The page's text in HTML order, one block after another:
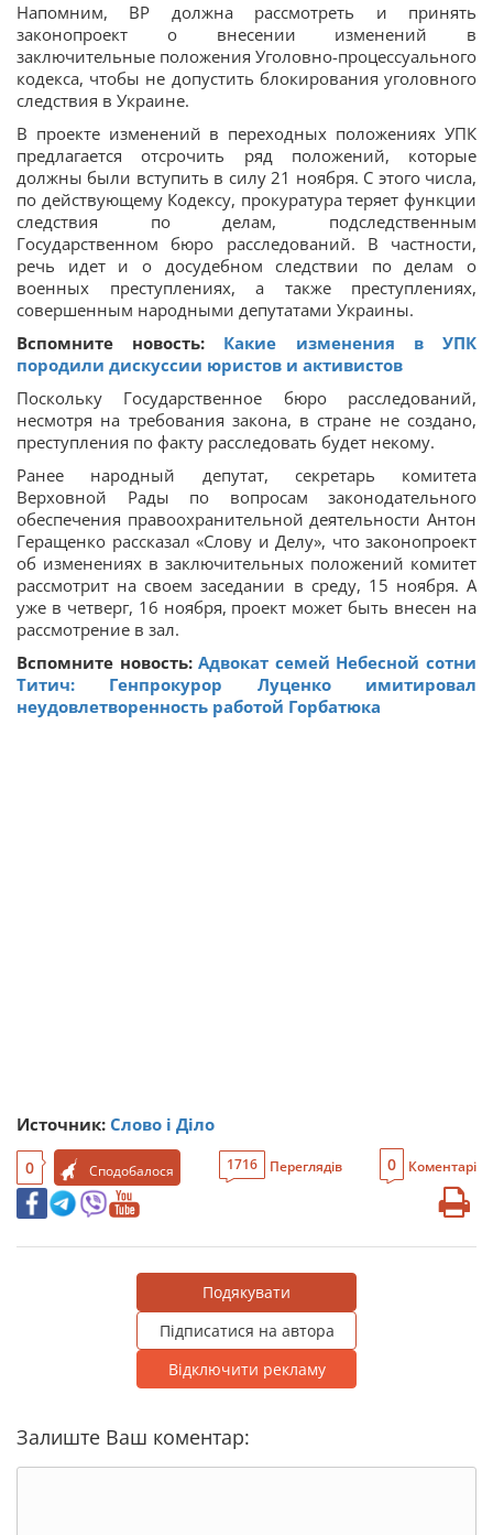
Напомним, ВР должна рассмотреть и принять
законопроект о внесении изменений в
заключительные положения Уголовно-процессуального
кодекса, чтобы не допустить блокирования уголовного
следствия в Украине.
В проекте изменений в переходных положениях УПК
предлагается отсрочить ряд положений, которые
должны были вступить в силу 21 ноября. С этого числа,
по действующему Кодексу, прокуратура теряет функции
следствия по делам, подследственным
Государственном бюро расследований. В частности,
речь идет и о досудебном следствии по делам о
военных преступлениях, а также преступлениях,
совершенным народными депутатами Украины.
Вспомните новость: Какие изменения в УПК
породили дискуссии юристов и активистов
Поскольку Государственное бюро расследований,
несмотря на требования закона, в стране не создано,
преступления по факту расследовать будет некому.
Ранее народный депутат, секретарь комитета
Верховной Рады по вопросам законодательного
обеспечения правоохранительной деятельности Антон
Геращенко рассказал «Слову и Делу», что законопроект
об изменениях в заключительных положений комитет
рассмотрит на своем заседании в среду, 15 ноября. А
уже в четверг, 16 ноября, проект может быть внесен на
рассмотрение в зал.
Вспомните новость:Адвокат семей Небесной сотни
Титич: Генпрокурор Луценко имитировал
неудовлетворенность работой Горбатюка
Источник: Слово і Діло
0 Сподобалося 1716 Переглядів 0 Коментарі
Подякувати
Підписатися на автора
Відключити рекламу
Залиште Ваш коментар: